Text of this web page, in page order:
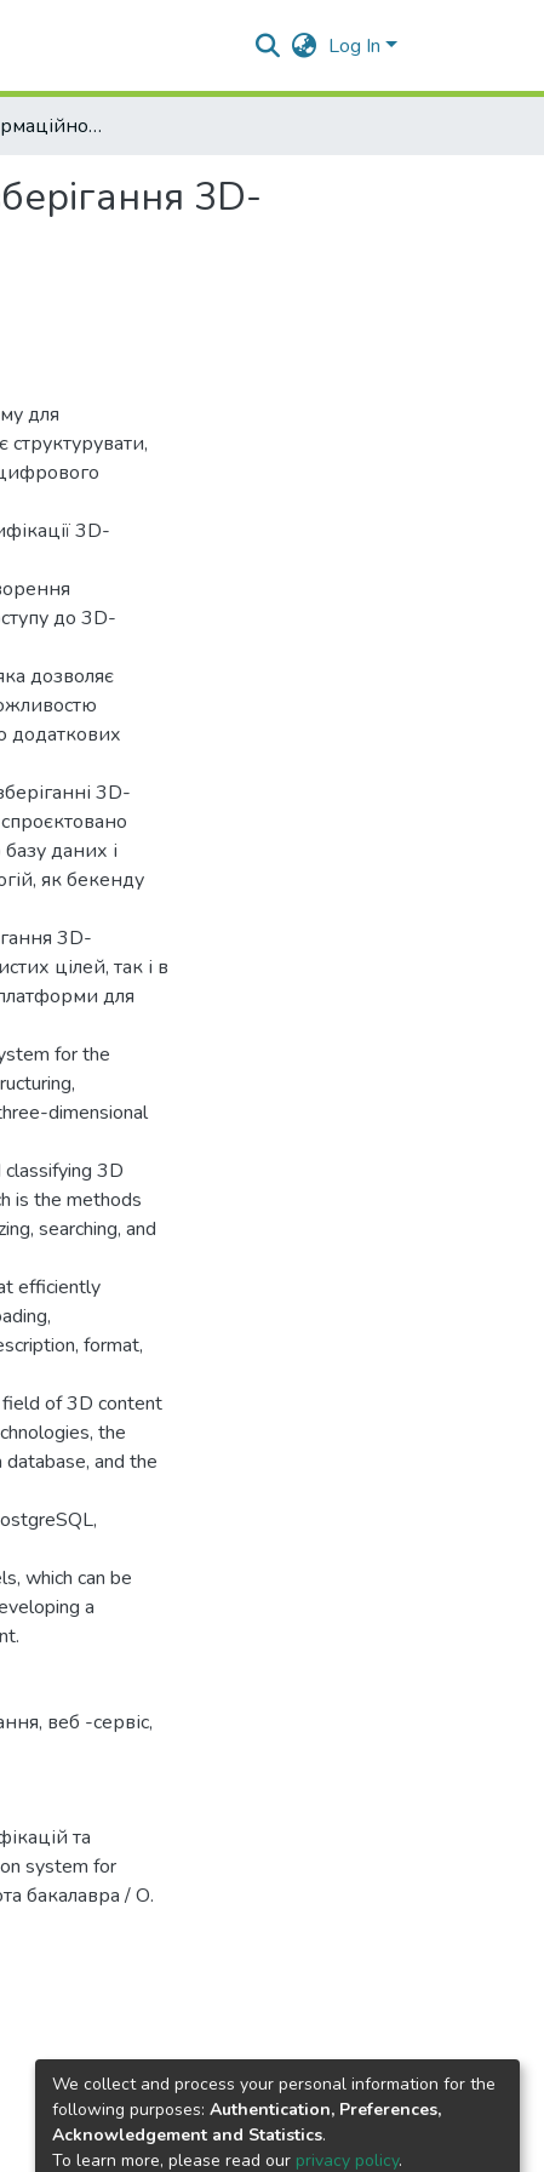
Log In
Розробка інформаційної системи класифікацій та зберігання 3D-моделей
3D-
для
структурувати,
3D-
до 3D-
дозволяє
додаткових
3D-
даних і
як бекенду
3D-
цілей, так і в
для
for the
dimensional
3D
is the methods
searching, and
efficiently
format,
field of 3D content
the
and the
which can be
a
, веб -сервіс,
та
system for
бакалавра / О.
We collect and process your personal information for the
following purposes: Authentication, Preferences,
Acknowledgement and Statistics.
To learn more, please read our privacy policy.